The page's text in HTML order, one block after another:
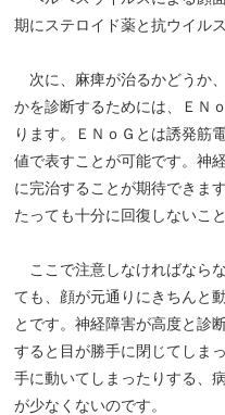
期にステロイド薬と抗ウイル
次に、麻痺が治るかどうか
かを診断するためには、ＥＮ
ります。ＥＮｏＧとは誘発筋
値で表すことが可能です。神
に完治することが期待できま
たっても十分に回復しないこ
ここで注意しなければなら
ても、顔が元通りにきちんと
とです。神経障害が高度と診
すると目が勝手に閉じてしま
手に動いてしまったりする、
が少なくないのです。